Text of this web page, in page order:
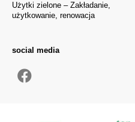
Użytki zielone – Zakładanie,
użytkowanie, renowacja
social media